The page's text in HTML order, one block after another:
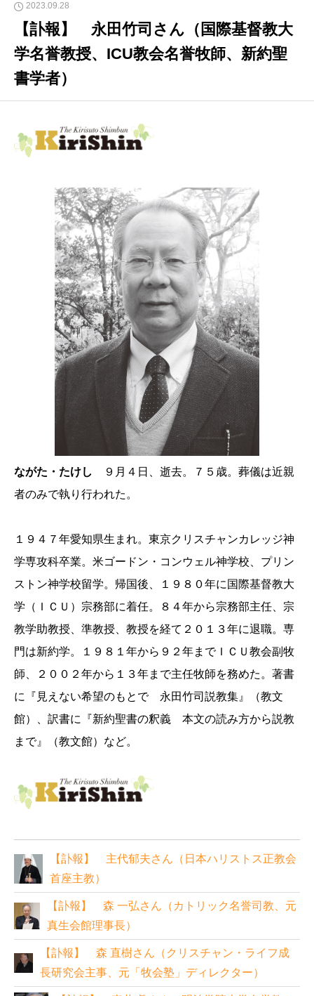
2023.09.28
【訃報】 永田竹司さん（国際基督教大
学名誉教授、ICU教会名誉牧師、新約聖
書学者）
ながた・たけし
９月４日、逝去。７５歳。葬儀は近親
者のみで執り行われた。
１９４７年愛知県生まれ。東京クリスチャンカレッジ神
学専攻科卒業。米ゴードン・コンウェル神学校、プリン
ストン神学校留学。帰国後、１９８０年に国際基督教大
学（ＩＣＵ）宗務部に着任。８４年から宗務部主任、宗
教学助教授、準教授、教授を経て２０１３年に退職。専
門は新約学。１９８１年から９２年までＩＣＵ教会副牧
師、２００２年から１３年まで主任牧師を務めた。著書
に『見えない希望のもとで 永田竹司説教集』（教文
館）、訳書に『新約聖書の釈義 本文の読み方から説教
まで』（教文館）など。
【訃報】 主代郁夫さん（日本ハリストス正教会
首座主教）
【訃報】 森 一弘さん（カトリック名誉司教、元
真生会館理事長）
【訃報】 森 直樹さん（クリスチャン・ライフ成
長研究会主事、元「牧会塾」ディレクター）